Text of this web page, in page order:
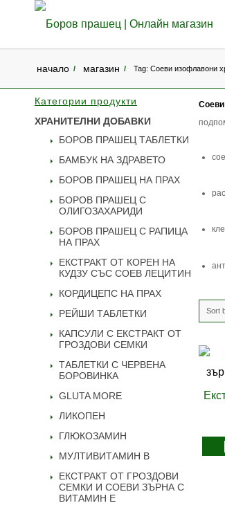
начало / магазин / Tag: Соеви изофлавони
Sort
Категории продукти
ХРАНИТЕЛНИ ДОБАВКИ
БОРОВ ПРАШЕЦ ТАБЛЕТКИ
БАМБУК НА ЗДРАВЕТО
БОРОВ ПРАШЕЦ НА ПРАХ
БОРОВ ПРАШЕЦ С
ОЛИГОЗАХАРИДИ
БОРОВ ПРАШЕЦ С РАПИЦА
НА ПРАХ
ЕКСТРАКТ ОТ КОРЕН НА
КУДЗУ СЪС СОЕВ ЛЕЦИТИН
КОРДИЦЕПС НА ПРАХ
РЕЙШИ ТАБЛЕТКИ
КАПСУЛИ С ЕКСТРАКТ ОТ
ГРОЗДОВИ СЕМКИ
ТАБЛЕТКИ С ЧЕРВЕНА
БОРОВИНКА
GLUTA MORE
ЛИКОПЕН
ГЛЮКОЗАМИН
МУЛТИВИТАМИН B
ЕКСТРАКТ ОТ ГРОЗДОВИ
СЕМКИ И СОЕВИ ЗЪРНА С
ВИТАМИН Е